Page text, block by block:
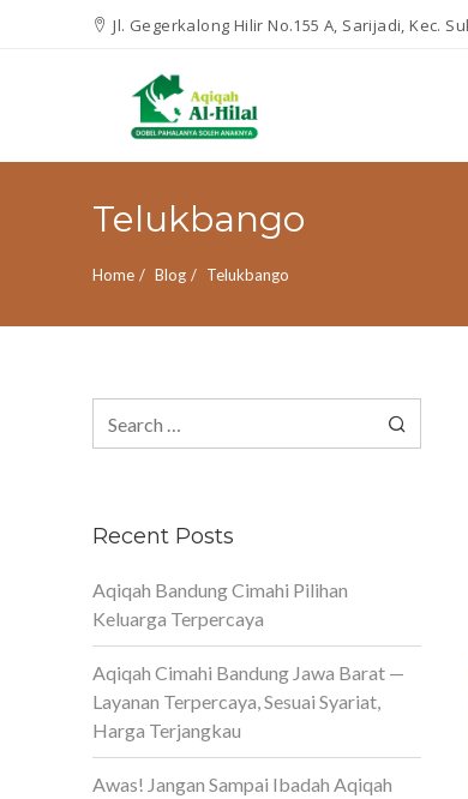
Jl. Gegerkalong Hilir No.155 A, Sarijadi, Kec.
Telukbango
Home Blog Telukbango
for:
Recent Posts
Aqiqah Bandung Cimahi Pilihan
Keluarga Terpercaya
Aqiqah Cimahi Bandung Jawa Barat —
Layanan Terpercaya, Sesuai Syariat,
Harga Terjangkau
Awas! Jangan Sampai Ibadah Aqiqah